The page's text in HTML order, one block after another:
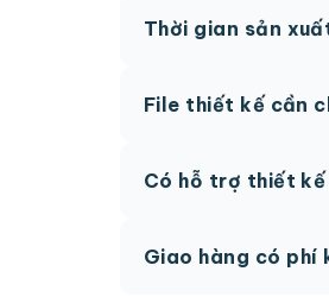
thức.
Thời gian sản
hệ để được tư vấn.
File thiết kế cần
phí.
Có hỗ trợ thiết kế
Giao hàng có phí